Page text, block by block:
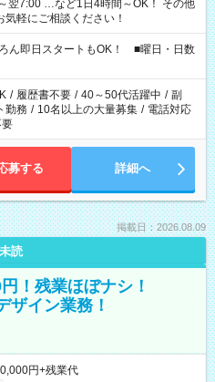
…など1日4時間～OK！ その他
軽にご相談ください！
ん即日スタートもOK！ ■曜日・日数
/ 履歴書不要 / 40～50代活躍中 / 副
勤務 / 10名以上の大量募集 / 電話対応
募する 詳細へ
掲載日：2026.08.09
未読
！残業ほぼナシ！
ザイン業務！
円+残業代